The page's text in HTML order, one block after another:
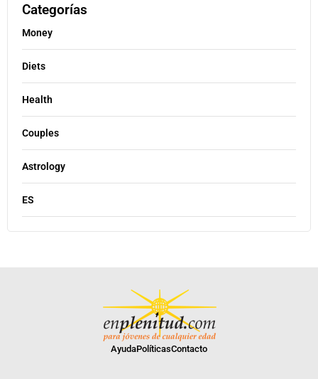
Categorías
Money
Diets
Health
Couples
Astrology
ES
AyudaPolíticasContacto